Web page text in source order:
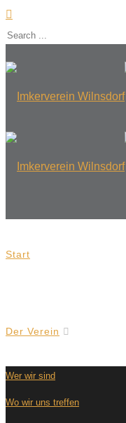
Start
Der Verein
Wer wir sind
Wo wir uns treffen